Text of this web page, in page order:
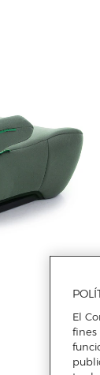
El
fines